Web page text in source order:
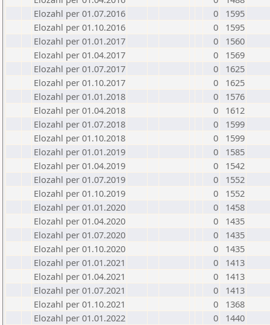
Elozahl per 01.07.2016
0
1595
Elozahl per 01.10.2016
0
1595
Elozahl per 01.01.2017
0
1560
Elozahl per 01.04.2017
0
1569
Elozahl per 01.07.2017
0
1625
Elozahl per 01.10.2017
0
1625
Elozahl per 01.01.2018
0
1576
Elozahl per 01.04.2018
0
1612
Elozahl per 01.07.2018
0
1599
Elozahl per 01.10.2018
0
1599
Elozahl per 01.01.2019
0
1585
Elozahl per 01.04.2019
0
1542
Elozahl per 01.07.2019
0
1552
Elozahl per 01.10.2019
0
1552
Elozahl per 01.01.2020
0
1458
Elozahl per 01.04.2020
0
1435
Elozahl per 01.07.2020
0
1435
Elozahl per 01.10.2020
0
1435
Elozahl per 01.01.2021
0
1413
Elozahl per 01.04.2021
0
1413
Elozahl per 01.07.2021
0
1413
Elozahl per 01.10.2021
0
1368
Elozahl per 01.01.2022
0
1440